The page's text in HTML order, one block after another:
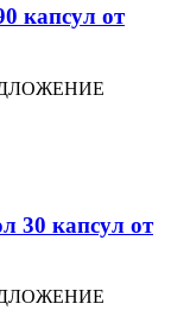
капсул от
30 капсул от